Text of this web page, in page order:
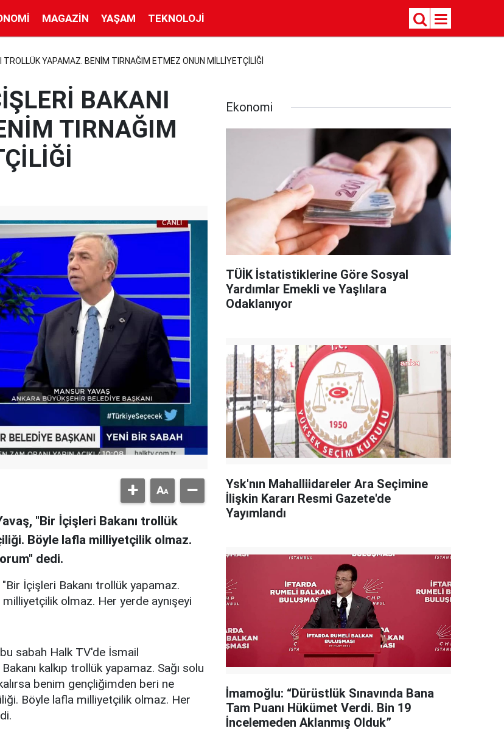
MAGAZIN YAŞAM TEKNOLOJI
TROLLÜK YAPAMAZ. BENİM TIRNAĞIM ETMEZ ONUN MİLLİYETÇİLİĞİ
BAKANI
TIRNAĞIM
"Bir İçişleri Bakanı trollük
Böyle lafla milliyetçilik olmaz.
dedi.
İçişleri Bakanı trollük yapamaz.
olmaz. Her yerde aynışeyi
sabah Halk TV'de İsmail
kalkıp trollük yapamaz. Sağı solu
benim gençliğimden beri ne
Böyle lafla milliyetçilik olmaz. Her
Ekonomi
TÜİK İstatistiklerine Göre Sosyal
Yardımlar Emekli ve Yaşlılara
Odaklanıyor
Ysk'nın Mahalliidareler Ara Seçimine
İlişkin Kararı Resmi Gazete'de
Yayımlandı
İmamoğlu: “Dürüstlük Sınavında Bana
Tam Puanı Hükümet Verdi. Bin 19
İncelemeden Aklanmış Olduk”